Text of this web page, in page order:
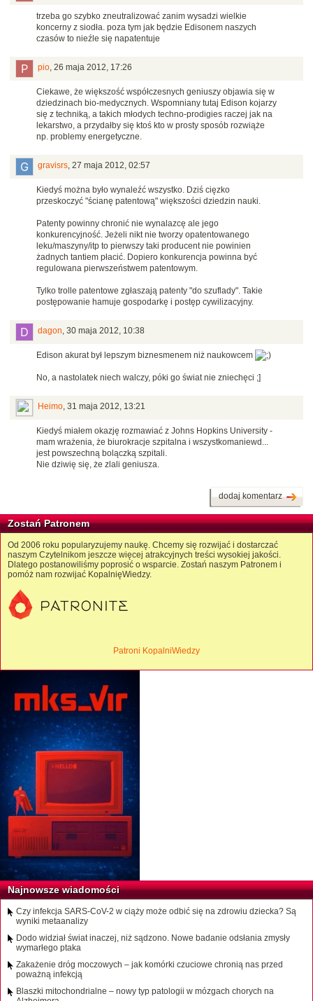
trzeba go szybko zneutralizować zanim wysadzi wielkie
koncerny z siodła. poza tym jak będzie Edisonem naszych
czasów to nieźle się napatentuje
pio 26 maja 2012, 17:26
Ciekawe, że większość współczesnych geniuszy objawia się w
dziedzinach bio-medycznych. Wspomniany tutaj Edison kojarzy
się z techniką, a takich młodych techno-prodigies raczej jak na
lekarstwo, a przydałby się ktoś kto w prosty sposób rozwiąże
np. problemy energetyczne.
gravisrs 27 maja 2012, 02:57
Kiedyś można było wynaleźć wszystko. Dziś cięzko
przeskoczyć "ścianę patentową" większości dziedzin nauki.
Patenty powinny chronić nie wynalazcę ale jego
konkurencyjność. Jeżeli nikt nie tworzy opatentowanego
leku/maszyny/itp to pierwszy taki producent nie powinien
żadnych tantiem płacić. Dopiero konkurencja powinna być
regulowana pierwszeństwem patentowym.
Tylko trolle patentowe zgłaszają patenty "do szuflady". Takie
postępowanie hamuje gospodarkę i postęp cywilizacyjny.
dagon 30 maja 2012, 10:38
Edison akurat był lepszym biznesmenem niż naukowcem
No, a nastolatek niech walczy, póki go świat nie zniechęci ;]
Heimo 31 maja 2012, 13:21
Kiedyś miałem okazję rozmawiać z Johns Hopkins University -
mam wrażenia, że biurokracje szpitalna i wszystkomaniewd...
jest powszechną bolączką szpitali.
Nie dziwię się, że zlali geniusza.
dodaj komentarz
Zostań Patronem
Od 2006 roku popularyzujemy naukę. Chcemy się rozwijać i dostarczać
naszym Czytelnikom jeszcze więcej atrakcyjnych treści wysokiej jakości.
Dlatego postanowiliśmy poprosić o wsparcie. Zostań naszym Patronem i
pomóż nam rozwijać KopalnięWiedzy.
Patroni KopalniWiedzy
Najnowsze wiadomości
Czy infekcja SARS-CoV-2 w ciąży może odbić się na zdrowiu dziecka? Są
wyniki metaanalizy
Dodo widział świat inaczej, niż sądzono. Nowe badanie odsłania zmysły
wymarłego ptaka
Zakażenie dróg moczowych – jak komórki czuciowe chronią nas przed
poważną infekcją
Blaszki mitochondrialne – nowy typ patologii w mózgach chorych na